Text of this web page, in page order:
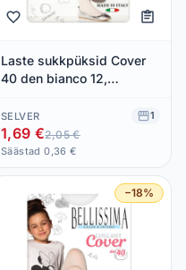
Laste sukkpüksid Cover
40 den bianco 12,
SELVER 1
1,69 €2,05 €
Säästad 0,36 €
−18%